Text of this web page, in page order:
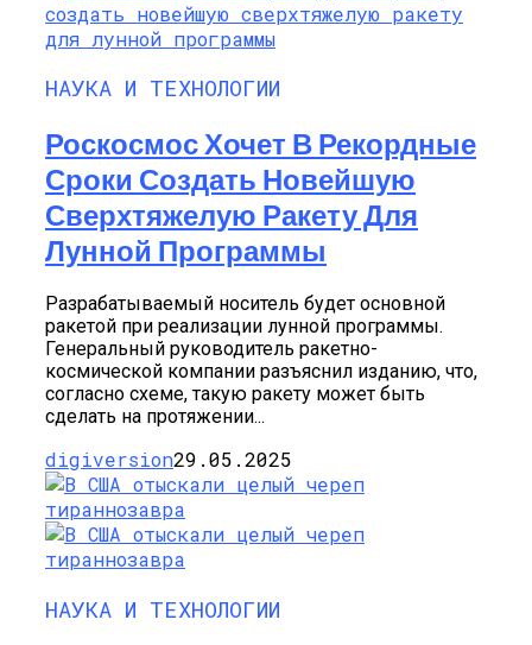
НАУКА И ТЕХНОЛОГИИ
Роскосмос Хочет В Рекордные
Сроки Создать Новейшую
Сверхтяжелую Ракету Для
Лунной Программы
Разрабатываемый носитель будет основной
ракетой при реализации лунной программы.
Генеральный руководитель ракетно-
космической компании разъяснил изданию, что,
согласно схеме, такую ракету может быть
сделать на протяжении...
digiversion29.05.2025
НАУКА И ТЕХНОЛОГИИ